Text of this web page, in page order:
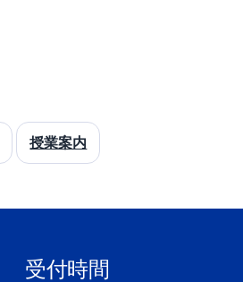
授業案内
受付時間